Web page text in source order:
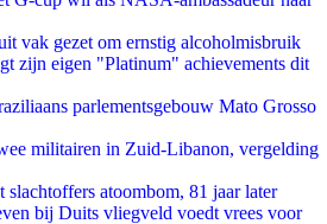
vak gezet om ernstig alcoholmisbruik
zijn eigen "Platinum" achievements dit
parlementsgebouw Mato Grosso
militairen in Zuid-Libanon, vergelding
slachtoffers atoombom, 81 jaar later
bij Duits vliegveld voedt vrees voor